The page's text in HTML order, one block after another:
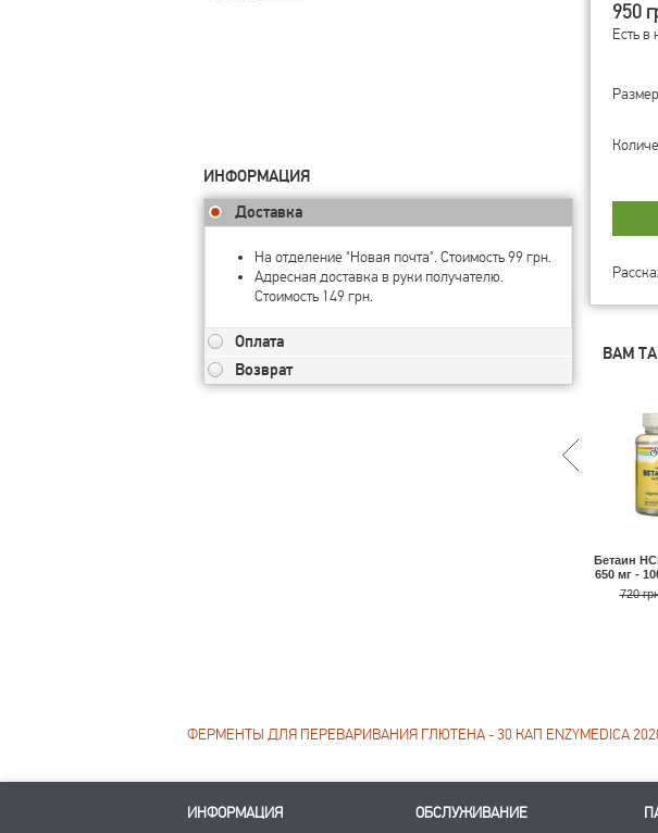
ИНФОРМАЦИЯ
Доставка
На отделение "Новая почта". Стоимость 99 грн.
Адресная доставка в руки получателю.
Стоимость 149 грн.
Оплата
Возврат
950
Есть в
ВАМ
Бетаин
650 мг -
720
ФЕРМЕНТЫ ДЛЯ ПЕРЕВАРИВАНИЯ ГЛЮТЕНА - 30 КАП ENZYMEDICA
ИНФОРМАЦИЯ ОБСЛУЖИВАНИЕ